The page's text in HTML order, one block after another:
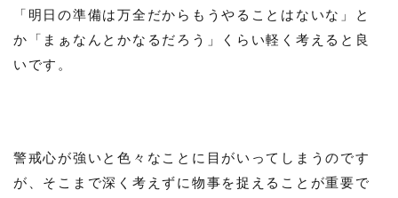
「明日の準備は万全だからもうやることはないな」と
か「まぁなんとかなるだろう」くらい軽く考えると良
いです。
警戒心が強いと色々なことに目がいってしまうのです
が、そこまで深く考えずに物事を捉えることが重要で